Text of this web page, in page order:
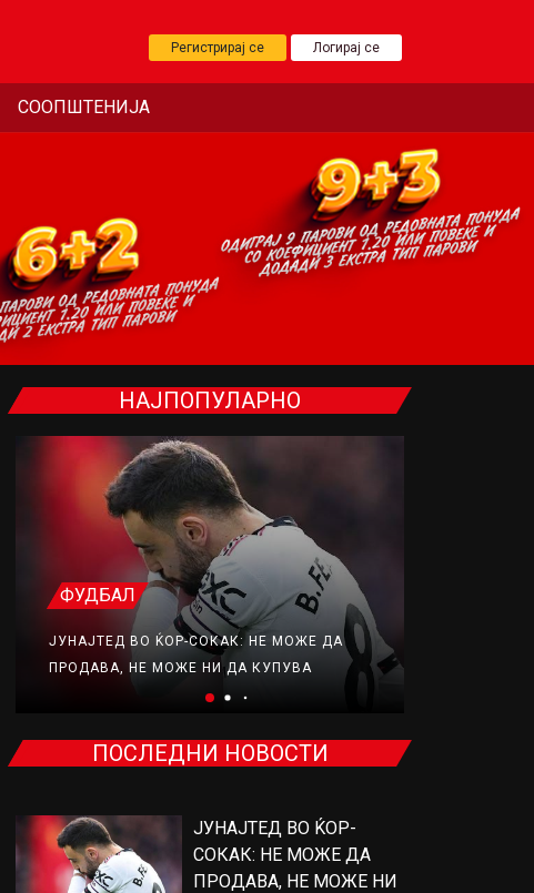
Регистрирај се Логирај се
СООПШТЕНИЈА
НАЈПОПУЛАРНО
ФУДБАЛ
ЈУНАЈТЕД ВО ЌОР-СОКАК: НЕ МОЖЕ ДА
ПРОДАВА, НЕ МОЖЕ НИ ДА КУПУВА
ПОСЛЕДНИ НОВОСТИ
ЈУНАЈТЕД ВО ЌОР-
СОКАК: НЕ МОЖЕ ДА
ПРОДАВА, НЕ МОЖЕ НИ